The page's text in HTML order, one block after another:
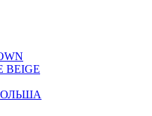
BEIGE